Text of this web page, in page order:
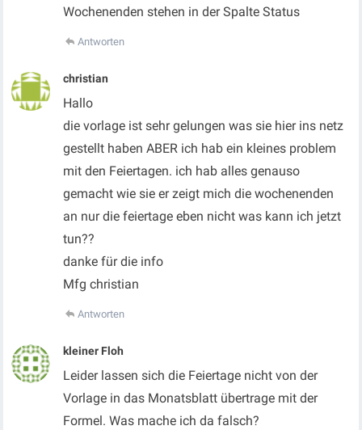
Wochenenden stehen in der Spalte Status
Antworten
christian
Hallo
die vorlage ist sehr gelungen was sie hier ins netz
gestellt haben ABER ich hab ein kleines problem
mit den Feiertagen. ich hab alles genauso
gemacht wie sie er zeigt mich die wochenenden
an nur die feiertage eben nicht was kann ich jetzt
tun??
danke für die info
Mfg christian
Antworten
kleiner Floh
Leider lassen sich die Feiertage nicht von der
Vorlage in das Monatsblatt übertrage mit der
Formel. Was mache ich da falsch?